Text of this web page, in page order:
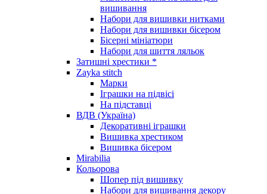
вишивання
Набори для вишивки нитками
Набори для вишивки бісером
Бісерні мініатюри
Набори для шиття ляльок
Затишні хрестики *
Zayka stitch
Марки
Іграшки на підвісі
На підставці
ВДВ (Україна)
Декоративні іграшки
Вишивка хрестиком
Вишивка бісером
Mirabilia
Кольорова
Шопер під вишивку
Набори для вишивання декору